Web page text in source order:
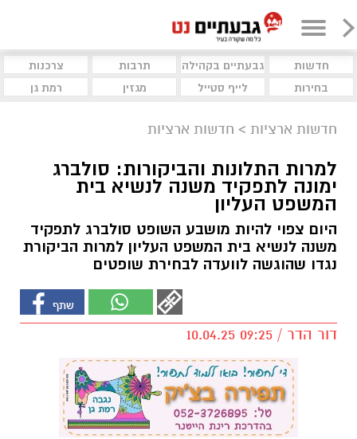
חדשות גבעתיים בקהילה תרבות
צרכנות
בחירות
לייף סטייל מגזין רמת גן
חדשות ארציות > חדשות ארציות
למרות התלונות והביקורות: סולברג
ימונה לתפקיד משנה לנשיא בית
המשפט העליון
היום צפוי להיות מושבע השופט סולברג לתפקיד
משנה לנשיא בית המשפט העליון למרות הביקורת
נגדו שהוגשה לוועדה לבחירת שופטים
דור הדר / 09:25 10.04.25